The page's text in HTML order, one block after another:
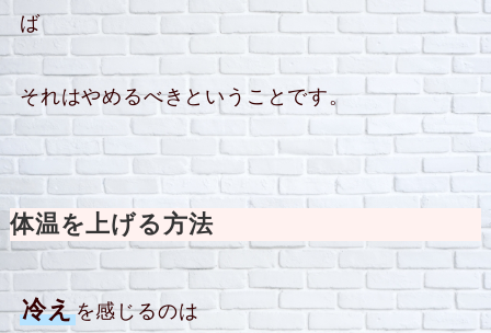
ば
それはやめるべきということです。
体温を上げる方法
冷えを感じるのは